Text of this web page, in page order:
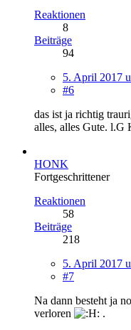
Reaktionen
8
Beiträge
94
5. April 2017
#6
das ist ja richtig
alles, alles Gute. l.G
HONK
Fortgeschrittener
Reaktionen
58
Beiträge
218
5. April 2017
#7
Na dann besteht ja
verloren
.